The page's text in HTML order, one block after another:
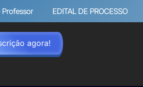
EDITAL DE PROCESSO
agora!